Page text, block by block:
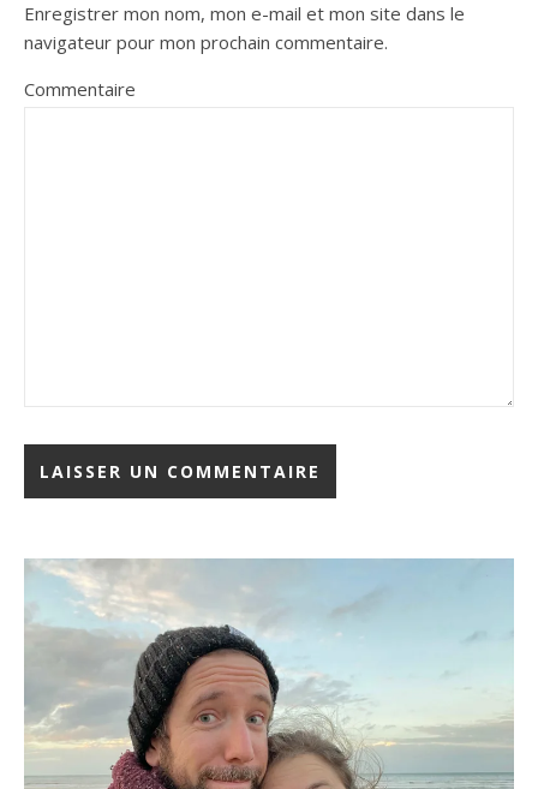
Enregistrer mon nom, mon e-mail et mon site dans le
navigateur pour mon prochain commentaire.
Commentaire